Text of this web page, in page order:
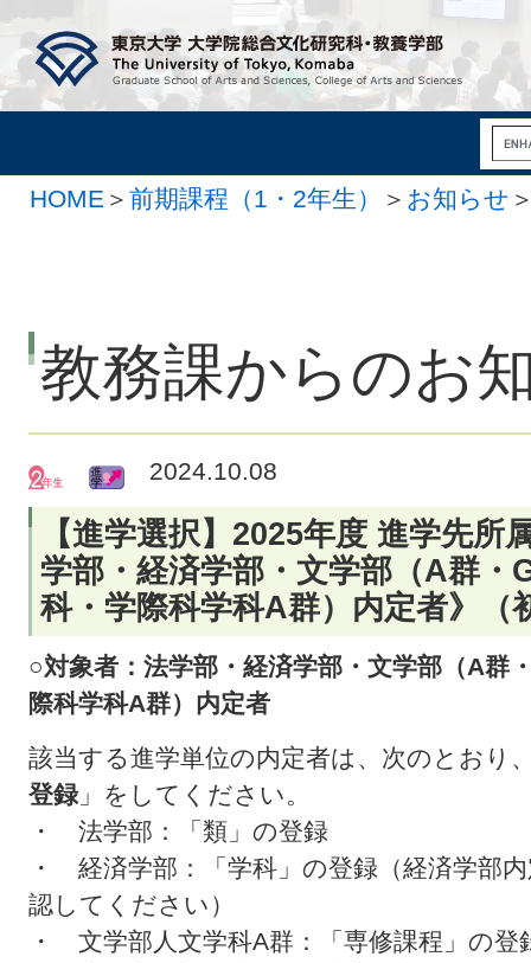
HOME ＞ 前期課程（1・2年生） ＞ お知らせ
教務課からのお
2024.10.08
【進学選択】2025年度 進学先所
学部・経済学部・文学部（A群・
科・学際科学科A群）内定者》
○対象者：法学部・経済学部・文学部（A群
際科学科A群）内定者
該当する進学単位の内定者は、次のとおり
登録」をしてください。
・ 法学部：「類」の登録
・ 経済学部：「学科」の登録（経済学部
認してください）
・ 文学部人文学科A群：「専修課程」の登